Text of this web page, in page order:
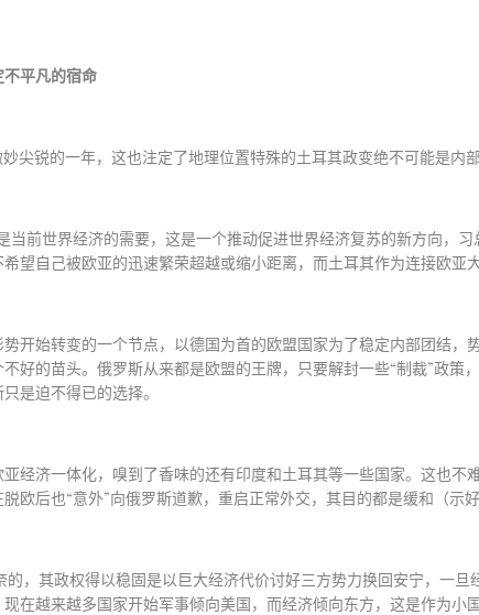
平凡的宿命
尖锐的一年，这也注定了地理位置特殊的土耳其政变绝不可能是内
当前世界经济的需要，这是一个推动促进世界经济复苏的新方向，习
望自己被欧亚的迅速繁荣超越或缩小距离，而土耳其作为连接欧亚
开始转变的一个节点，以德国为首的欧盟国家为了稳定内部团结
好的苗头。俄罗斯从来都是欧盟的王牌，只要解封一些“制裁”政策
是迫不得已的选择。
经济一体化，嗅到了香味的还有印度和土耳其等一些国家。这也
脱欧后也“意外”向俄罗斯道歉，重启正常外交，其目的都是缓和（示
的，其政权得以稳固是以巨大经济代价讨好三方势力换回安宁，一
在越来越多国家开始军事倾向美国，而经济倾向东方，这是作为小国